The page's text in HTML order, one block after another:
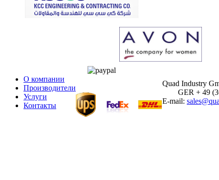
О компании
Производители
Услуги
Контакты
Quad Industry
GER + 49
E-mail: